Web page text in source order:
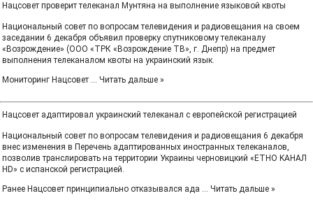
Нацсовет проверит телеканал Мунтяна на выполнение языковой квоты
Национальный совет по вопросам телевидения и радиовещания на своем
заседании 6 декабря объявил проверку спутниковому телеканалу
«Возрождение» (ООО «ТРК «Возрождение ТВ», г. Днепр) на предмет
выполнения телеканалом квоты на украинский язык.
Мониторинг Нацсовет ... Читать дальше »
Нацсовет адаптировал украинский телеканал с европейской регистрацией
Национальный совет по вопросам телевидения и радиовещания 6 декабря
внес изменения в Перечень адаптированных иностранных телеканалов,
позволив транслировать на территории Украины черновицкий «ETHO KAHAЛ
HD» с испанской регистрацией.
Ранее Нацсовет принципиально отказывался ада ... Читать дальше »